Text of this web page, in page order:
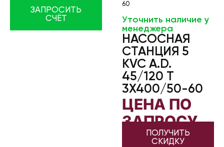
ЗАПРОСИТЬ
СЧЁТ
60
Уточнить наличие у
менеджера
НАСОСНАЯ
СТАНЦИЯ 5
KVC A.D.
45/120 T
3X400/50-60
ЦЕНА ПО
ЗАПРОСУ
ПОЛУЧИТЬ
СКИДКУ